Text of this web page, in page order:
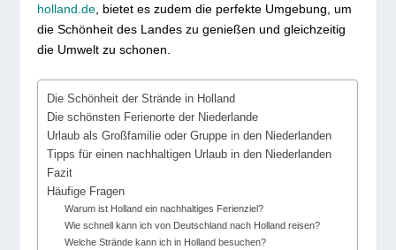
holland.de , bietet es zudem die perfekte Umgebung, um
die Schönheit des Landes zu genießen und gleichzeitig
die Umwelt zu schonen.
Die Schönheit der Strände in Holland
Die schönsten Ferienorte der Niederlande
Urlaub als Großfamilie oder Gruppe in den Niederlanden
Tipps für einen nachhaltigen Urlaub in den Niederlanden
Fazit
Häufige Fragen
Warum ist Holland ein nachhaltiges Ferienziel?
Wie schnell kann ich von Deutschland nach Holland reisen?
Welche Strände kann ich in Holland besuchen?